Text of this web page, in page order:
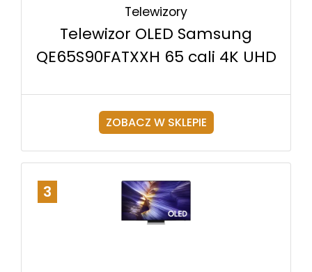
Telewizory
Telewizor OLED Samsung
QE65S90FATXXH 65 cali 4K UHD
ZOBACZ W SKLEPIE
3